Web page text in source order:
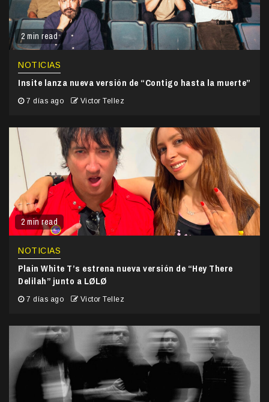
2 min read
NOTICIAS
Insite lanza nueva versión de “Contigo hasta la muerte”
7 días ago Victor Tellez
2 min read
NOTICIAS
Plain White T’s estrena nueva versión de “Hey There
Delilah” junto a LØLØ
7 días ago Victor Tellez